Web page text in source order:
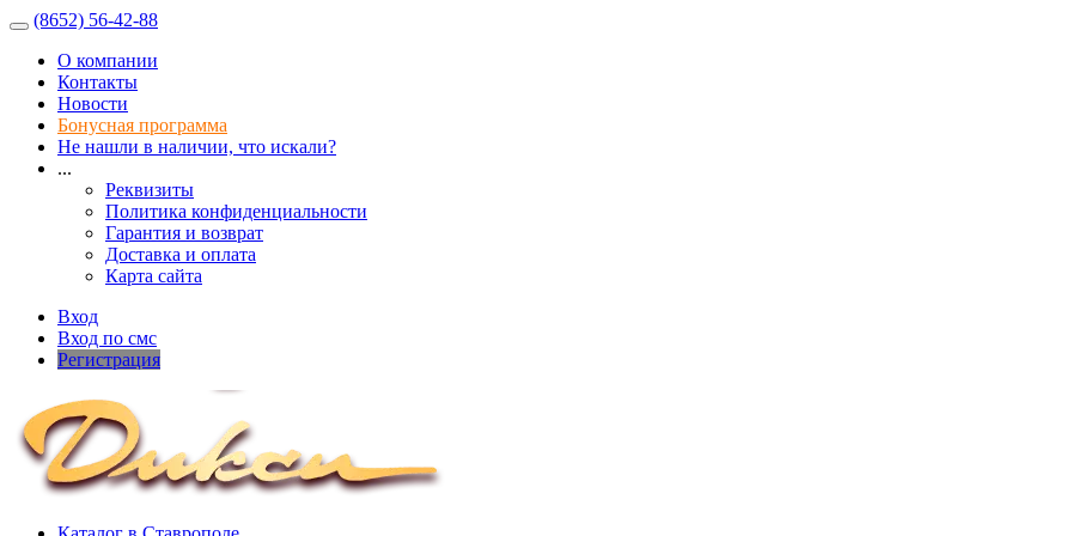
(8652) 56-42-88
О компании
Контакты
Новости
Бонусная программа
Не нашли в наличии, что искали?
...
Реквизиты
Политика конфиденциальности
Гарантия и возврат
Доставка и оплата
Карта сайта
Вход
Вход по смс
Регистрация